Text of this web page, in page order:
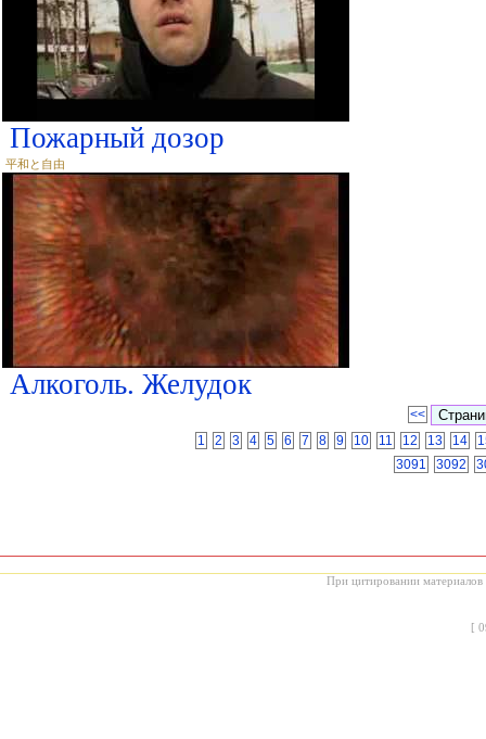
Пожарный дозор
平和と自由
Алкоголь. Желудок
<<
1
2 3 4 5 6 7 8 9 10 11 12 13 14
3091
3092
При цитировании материалов
[